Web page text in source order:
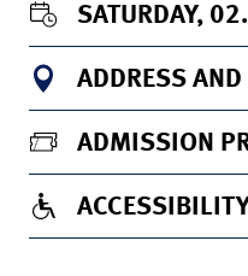
SATURDAY,
ADDRESS
ADMISSION